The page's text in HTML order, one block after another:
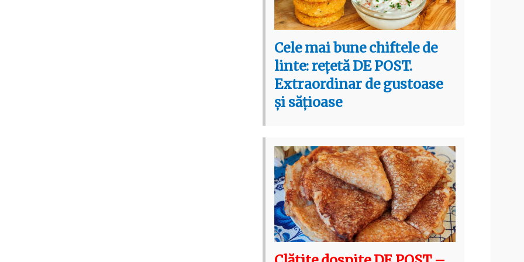
Cele mai bune chiftele de
linte: rețetă DE POST.
Extraordinar de gustoase
și sățioase